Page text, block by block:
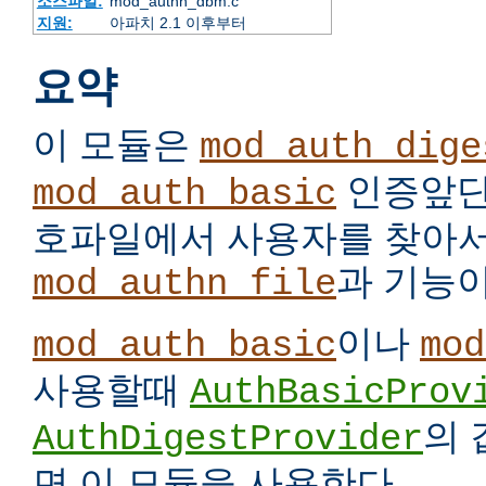
지원:
아파치 2.1 이후부터
요약
이 모듈은
mod_auth_basic 인증앞
호파일에서 사용자를 찾아
mod_authn_file과 기능
mod_auth_basic이나
사용할때
AuthDigestProvider의